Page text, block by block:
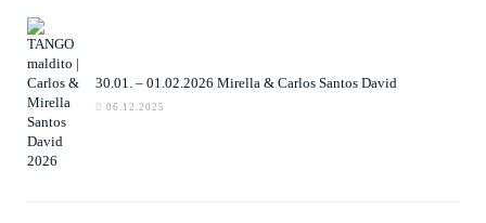
30.01. – 01.02.2026 Mirella & Carlos Santos David
06.12.2025